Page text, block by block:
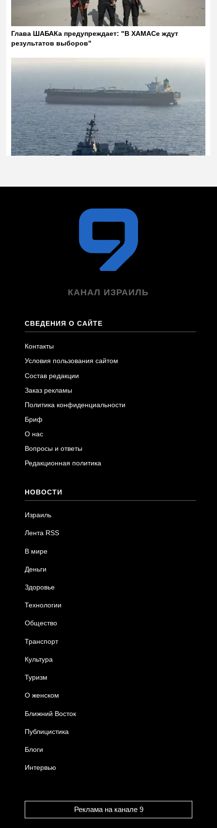
КАНАЛ ИЗРАИЛЬ
СВЕДЕНИЯ О САЙТЕ
Контакты
Условия пользования сайтом
Состав редакции
Заказ рекламы
Политика конфиденциальности
Бриф
О нас
Вопросы и ответы
Редакционная политика
НОВОСТИ
Израиль
Лента RSS
В мире
Деньги
Здоровье
Технологии
Общество
Транспорт
Культура
Туризм
О женском
Ближний Восток
Публицистика
Блоги
Интервью
Реклама на канале 9